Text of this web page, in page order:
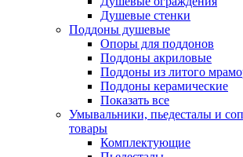
Душевые стенки
Поддоны душевые
Опоры для поддонов
Поддоны акриловые
Поддоны из литого
Поддоны керамические
Показать все
Умывальники, пьедесталы и
товары
Комплектующие